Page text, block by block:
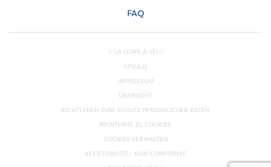
FAQ
© LA LOIRE À VÉLO
APSULIS
IMPRESSUM
ÜBERSICHT
RICHTLINIEN ZUM SCHUTZ PERSÖNLICHER DATEN
RICHTLINIE ZU COOKIES
COOKIES VERWALTEN
ACCESSIBILITÉ : NON CONFORME